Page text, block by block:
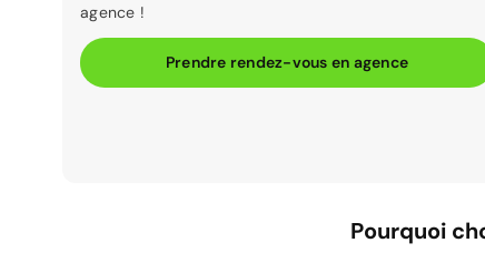
agence !
Prendre rendez-vous en agence
Pourquoi